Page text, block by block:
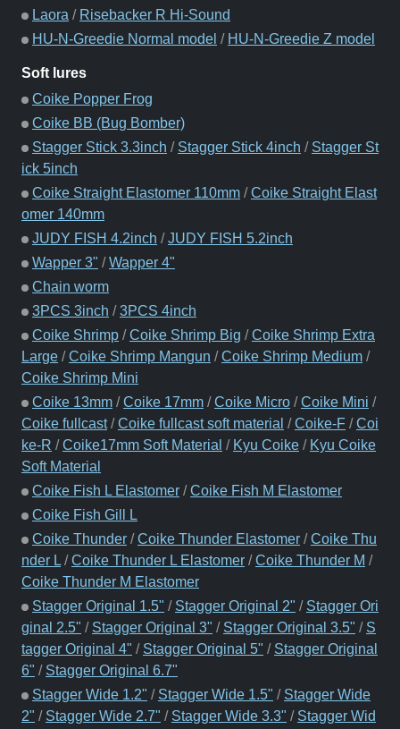
Laora / Risebacker R Hi-Sound
HU-N-Greedie Normal model / HU-N-Greedie Z model
Soft lures
Coike Popper Frog
Coike BB (Bug Bomber)
Stagger Stick 3.3inch / Stagger Stick 4inch / Stagger St
ick 5inch
Coike Straight Elastomer 110mm /Coike Straight Elast
omer 140mm
JUDY FISH 4.2inch /JUDY FISH 5.2inch
Wapper 3" /Wapper 4"
Chain worm
3PCS 3inch /3PCS 4inch
Coike Shrimp /Coike Shrimp Big /Coike Shrimp Extra
Large /Coike Shrimp Mangun /Coike Shrimp Medium /
Coike Shrimp Mini
Coike 13mm /Coike 17mm /Coike Micro /Coike Mini /
Coike fullcast/Coike fullcast soft material /Coike-F /Coi
ke-R /Coike17mm Soft Material / Kyu Coike / Kyu Coike
Soft Material
Coike Fish L Elastomer /Coike Fish M Elastomer
Coike Fish Gill L
Coike Thunder /Coike Thunder Elastomer /Coike Thu
nder L /Coike Thunder L Elastomer /Coike Thunder M /
Coike Thunder M Elastomer
Stagger Original 1.5" / Stagger Original 2" / Stagger Ori
ginal 2.5" / Stagger Original 3" / Stagger Original 3.5" / S
tagger Original 4" / Stagger Original 5" / Stagger Original
6" / Stagger Original 6.7"
Stagger Wide 1.2" / Stagger Wide 1.5" / Stagger Wide
2" / Stagger Wide 2.7" / Stagger Wide 3.3" / Stagger Wid